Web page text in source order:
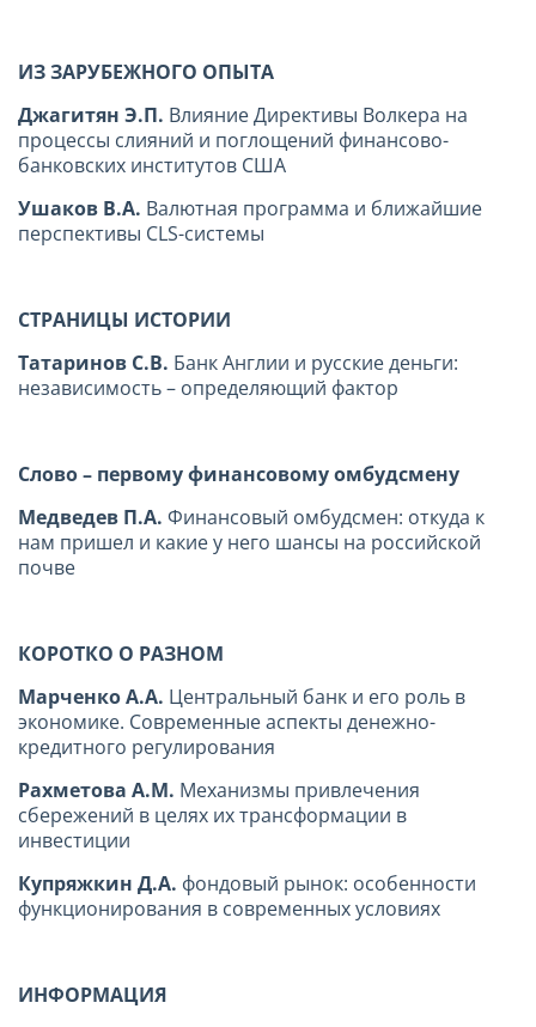
ИЗ ЗАРУБЕЖНОГО ОПЫТА
Джагитян Э.П. Влияние Директивы Волкера на
процессы слияний и поглощений финансово-
банковских институтов США
Ушаков В.А. Валютная программа и ближайшие
перспективы CLS-системы
СТРАНИЦЫ ИСТОРИИ
Татаринов С.В. Банк Англии и русские деньги:
независимость – определяющий фактор
Слово – первому финансовому омбудсмену
Медведев П.А. Финансовый омбудсмен: откуда к
нам пришел и какие у него шансы на российской
почве
КОРОТКО О РАЗНОМ
Марченко А.А. Центральный банк и его роль в
экономике. Современные аспекты денежно-
кредитного регулирования
Рахметова А.М. Механизмы привлечения
сбережений в целях их трансформации в
инвестиции
Купряжкин Д.А. фондовый рынок: особенности
функционирования в современных условиях
ИНФОРМАЦИЯ